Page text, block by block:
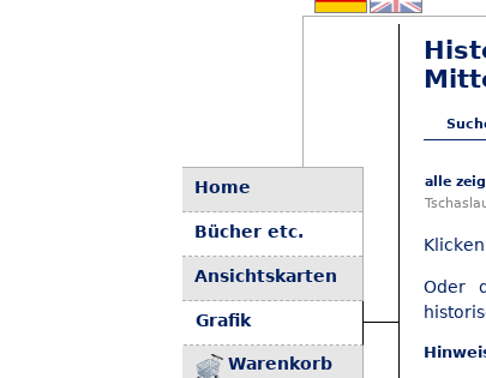
Home
Bücher etc.
Ansichtskarten
Grafik
Warenkorb
alle
Oder